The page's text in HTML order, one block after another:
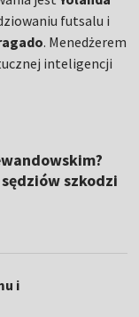
futsalu i
. Menedżerem
inteligencji
szkodzi
i